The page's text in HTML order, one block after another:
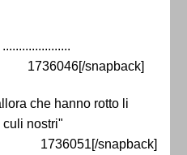
1736046[/snapback]
che hanno rotto li
nostri"
1736051[/snapback]